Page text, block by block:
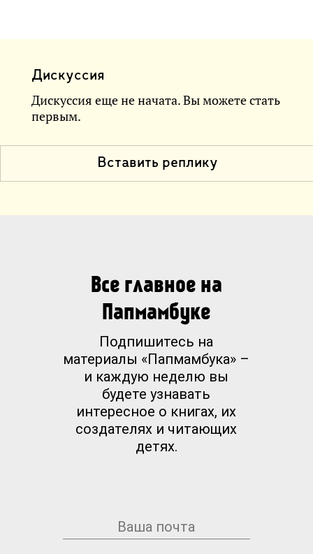
Дискуссия
Дискуссия еще не начата. Вы можете стать
первым.
Вставить реплику
Все главное на
Папмамбуке
Подпишитесь на
материалы «Папмамбука» –
и каждую неделю вы
будете узнавать
интересное о книгах, их
создателях и читающих
детях.